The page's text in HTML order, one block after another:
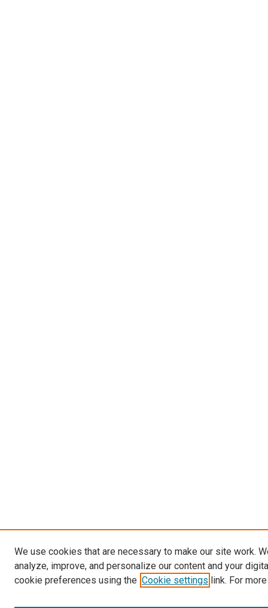
We use cookies that are necessary to make our site work.
analyze, improve, and personalize our content and your
cookie preferences using the Cookie settings link. For